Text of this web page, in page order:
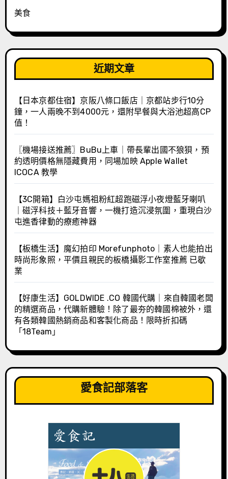
美食
近期文章
【日本京都住宿】京阪八條口飯店｜京都站步行10分
鐘，一人兩晚不到4000元，還附早餐與大浴池超高CP
值！
〖機場接送推薦〗BuBu上車｜帶長輩出國不狼狽，預
約透明價格無隱藏費用，同場加映 Apple Wallet
ICOCA 教學
【3C開箱】白沙屯媽祖粉紅超跑磁浮小夜燈藍牙喇叭
｜磁浮科技＋藍牙音響，一機打造沉浸氛圍，重現白沙
屯進香律動的療癒神器
【板橋生活】魔幻拍印 Morefunphoto｜素人也能拍出
時尚形象照，平價且親民的板橋攝影工作室推薦 已歇
業
【好康生活】GOLDWIDE .CO 韓國代購｜來自韓國老闆
的精選商品，代購新體驗！除了最夯的韓國棉被外，還
有各類韓國熱銷商品和客製化商品！限時折扣碼
「18Team」
愛食記部落客